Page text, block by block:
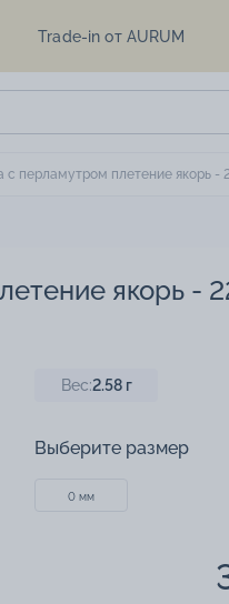
Trade-in от AURUM
перламутром плетение якорь -
якорь -
Вес:2.58г
Выберите размер
0 мм